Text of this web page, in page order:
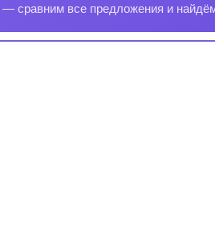
— сравним все предложения и